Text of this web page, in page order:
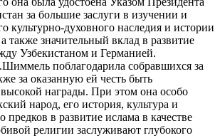
за большие заслуги в изучении и
культурно-духовного наследия и истории
также значительный вклад в развитие
Узбекистаном и Германией.
поблагодарила собравшихся за
за оказанную ей честь быть
высокой награды. При этом она особо
народ, его история, культура и
предков в развитие ислама в качестве
религии заслуживают глубокого